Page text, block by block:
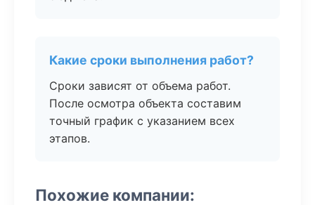
Какие сроки выполнения работ?
Сроки зависят от объема работ.
После осмотра объекта составим
точный график с указанием всех
этапов.
Похожие компании: